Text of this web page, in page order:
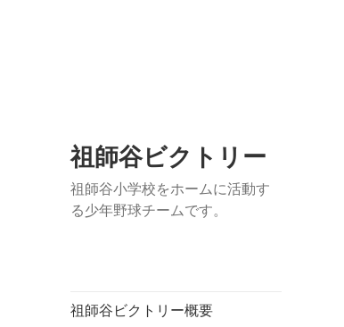
祖師谷ビクトリー
祖師谷小学校をホームに活動す
る少年野球チームです。
祖師谷ビクトリー概要